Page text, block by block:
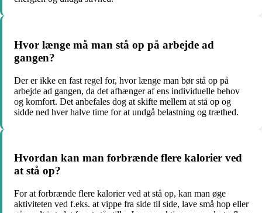
Hvor længe må man stå op på arbejde ad
gangen?
Der er ikke en fast regel for, hvor længe man bør stå op på
arbejde ad gangen, da det afhænger af ens individuelle behov
og komfort. Det anbefales dog at skifte mellem at stå op og
sidde ned hver halve time for at undgå belastning og træthed.
Hvordan kan man forbrænde flere kalorier ved
at stå op?
For at forbrænde flere kalorier ved at stå op, kan man øge
aktiviteten ved f.eks. at vippe fra side til side, lave små hop eller